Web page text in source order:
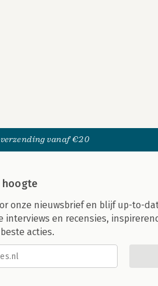
vanaf €20
onze nieuwsbrief en blijf up-to-
interviews en recensies,
acties.